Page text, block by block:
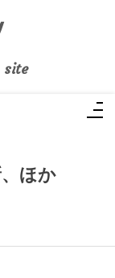
site
ほか